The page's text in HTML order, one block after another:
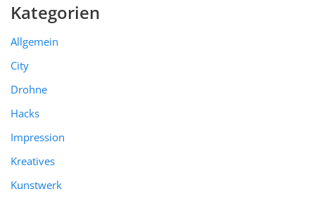
Kategorien
Allgemein
City
Drohne
Hacks
Impression
Kreatives
Kunstwerk